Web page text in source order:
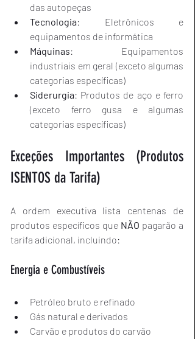
das autopeças
Tecnologia: Eletrônicos e
equipamentos de informática
Máquinas: Equipamentos
industriais em geral (exceto algumas
categorias específicas)
Siderurgia: Produtos de aço e ferro
(exceto ferro gusa e algumas
categorias específicas)
Exceções Importantes (Produtos
ISENTOS da Tarifa)
A ordem executiva lista centenas de
produtos específicos que NÃO pagarão a
tarifa adicional, incluindo:
Energia e Combustíveis
Petróleo bruto e refinado
Gás natural e derivados
Carvão e produtos do carvão